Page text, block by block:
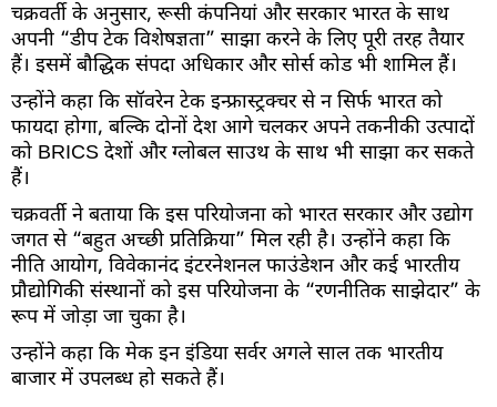
चक्रवर्ती के अनुसार, रूसी कंपनियां और सरकार भारत के साथ
अपनी “डीप टेक विशेषज्ञता” साझा करने के लिए पूरी तरह तैयार
हैं। इसमें बौद्धिक संपदा अधिकार और सोर्स कोड भी शामिल हैं।
उन्होंने कहा कि सॉवरेन टेक इन्फ्रास्ट्रक्चर से न सिर्फ भारत को
फायदा होगा, बल्कि दोनों देश आगे चलकर अपने तकनीकी उत्पादों
को BRICS देशों और ग्लोबल साउथ के साथ भी साझा कर सकते
हैं।
चक्रवर्ती ने बताया कि इस परियोजना को भारत सरकार और उद्योग
जगत से “बहुत अच्छी प्रतिक्रिया” मिल रही है। उन्होंने कहा कि
नीति आयोग, विवेकानंद इंटरनेशनल फाउंडेशन और कई भारतीय
प्रौद्योगिकी संस्थानों को इस परियोजना के “रणनीतिक साझेदार” के
रूप में जोड़ा जा चुका है।
उन्होंने कहा कि मेक इन इंडिया सर्वर अगले साल तक भारतीय
बाजार में उपलब्ध हो सकते हैं।